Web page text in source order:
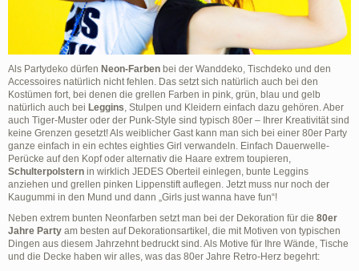
Als Partydeko dürfen Neon-Farben bei der Wanddeko, Tischdeko und den
Accessoires natürlich nicht fehlen. Das setzt sich natürlich auch bei den
Kostümen fort, bei denen die grellen Farben in pink, grün, blau und gelb
natürlich auch bei Leggins, Stulpen und Kleidern einfach dazu gehören. Aber
auch Tiger-Muster oder der Punk-Style sind typisch 80er – Ihrer Kreativität sind
keine Grenzen gesetzt! Als weiblicher Gast kann man sich bei einer 80er Party
ganze einfach in ein echtes eighties Girl verwandeln. Einfach Dauerwelle-
Perücke auf den Kopf oder alternativ die Haare extrem toupieren,
Schulterpolstern in wirklich JEDES Oberteil einlegen, bunte Leggins
anziehen und grellen pinken Lippenstift auflegen. Jetzt muss nur noch der
Kaugummi in den Mund und dann „Girls just wanna have fun“!
Neben extrem bunten Neonfarben setzt man bei der Dekoration für die 80er
Jahre Party am besten auf Dekorationsartikel, die mit Motiven von typischen
Dingen aus diesem Jahrzehnt bedruckt sind. Als Motive für Ihre Wände, Tische
und die Decke haben wir alles, was das 80er Jahre Retro-Herz begehrt: